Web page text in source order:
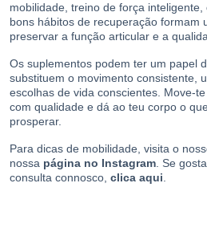
mobilidade, treino de força
bons hábitos de recuperação formam
preservar a função articular e a
Os suplementos podem ter um papel
substituem o movimento consistente,
escolhas de vida conscientes. Move-
com qualidade e dá ao teu corpo o
prosperar.
Para dicas de mobilidade, visita o
nossa página no Instagram . Se
consulta connosco, clica aqui